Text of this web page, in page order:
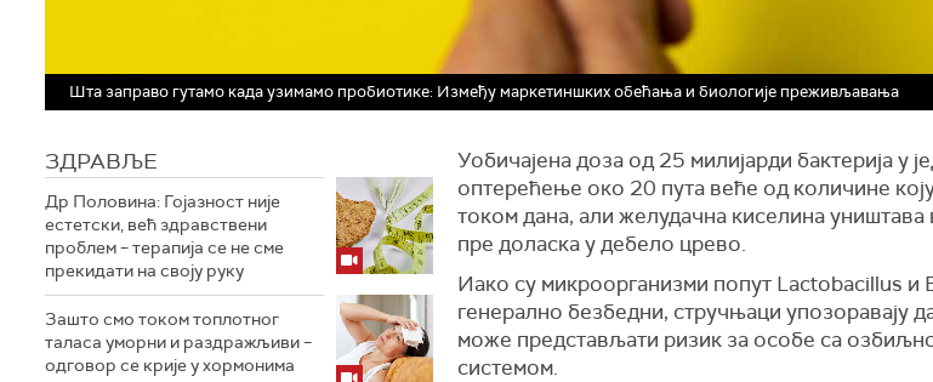
Шта заправо гутамо када узимамо пробиотике: Између маркетиншких обећања и биологије преживљавања
ЗДРАВЉЕ
Др Половина: Гојазност није
естетски, већ здравствени
проблем – терапија се не сме
прекидати на своју руку
Зашто смо током топлотног
таласа уморни и раздражљиви –
одговор се крије у хормонима
Уобичајена доза од 25 милијарди бактерија у
оптерећење око 20 пута веће од количине
током дана, али желудачна киселина уништава
пре доласка у дебело црево.
Иако су микроорганизми попут Lactobacillus и
генерално безбедни, стручњаци упозоравају
може представљати ризик за особе са
системом.